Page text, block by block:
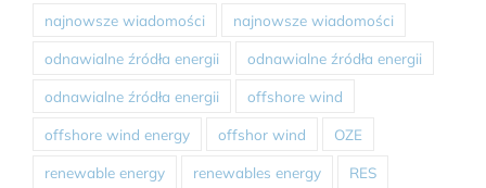
najnowsze wiadomości najnowsze wiadomości
odnawialne źródła energii odnawialne źródła energii
odnawialne źródła energii offshore wind
offshore wind energy offshor wind OZE
renewable energy renewables energy RES